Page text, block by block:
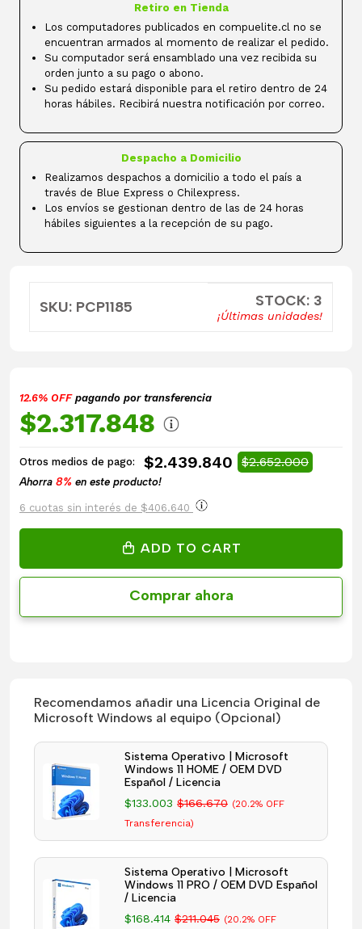
Retiro en Tienda
Los computadores publicados en compuelite.cl no se
encuentran armados al momento de realizar el pedido.
Su computador será ensamblado una vez recibida su
orden junto a su pago o abono.
Su pedido estará disponible para el retiro dentro de 24
horas hábiles. Recibirá nuestra notificación por correo.
Despacho a Domicilio
Realizamos despachos a domicilio a todo el país a
través de Blue Express o Chilexpress.
Los envíos se gestionan dentro de las de 24 horas
hábiles siguientes a la recepción de su pago.
SKU: PCP1185 STOCK: 3
¡Últimas unidades!
12.6% OFFpagando por transferencia
$2.317.848
Otros medios de pago: $2.439.840 $2.652.000
Ahorra 8% en este producto!
6 cuotas sin interés de $406.640
ADD TO CART
Comprar ahora
Recomendamos añadir una Licencia Original de
Microsoft Windows al equipo (Opcional)
Sistema Operativo | Microsoft
Windows 11 HOME / OEM DVD
Español / Licencia
$133.003 $166.670 (20.2% OFF
Transferencia)
Sistema Operativo | Microsoft
Windows 11 PRO / OEM DVD Español
/ Licencia
$168.414 $211.045 (20.2% OFF